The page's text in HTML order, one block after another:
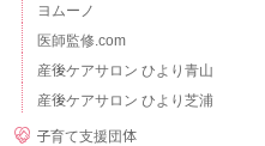
ヨムーノ
医師監修.com
産後ケアサロン ひより青山
産後ケアサロン ひより芝浦
子育て支援団体